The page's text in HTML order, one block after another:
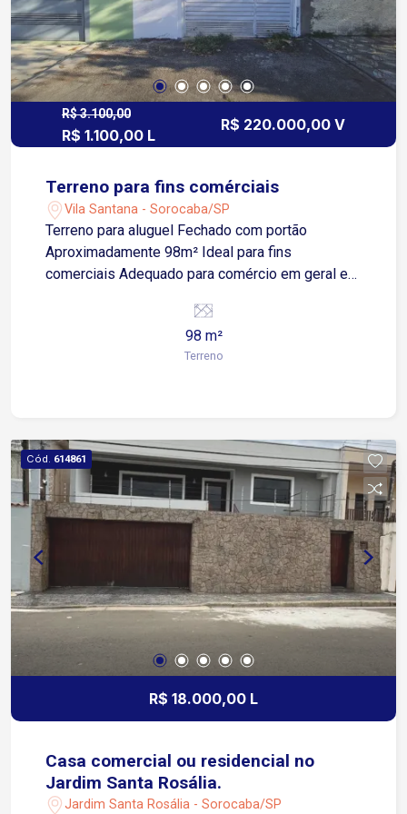
R$ 3.100,00
R$ 1.100,00 L
R$ 220.000,00 V
Terreno para fins comérciais
Vila Santana - Sorocaba/SP
Terreno para aluguel Fechado com portão
Aproximadamente 98m² Ideal para fins
comerciais Adequado para comércio em geral e
Aparecida com a Rua Mascarenhas Camelo Área
com grande movimentação de pedestres e
veículos A 5 minutos do Centro da Cidade.
98 m²
Terreno
Cód. 614861
R$ 18.000,00 L
Casa comercial ou residencial no
Jardim Santa Rosália.
Jardim Santa Rosália - Sorocaba/SP